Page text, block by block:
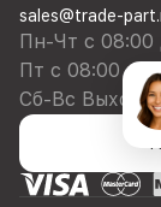
sales@trade-
Пн-Чт с 08:00
Пт с 08:00 до
Сб-Вс